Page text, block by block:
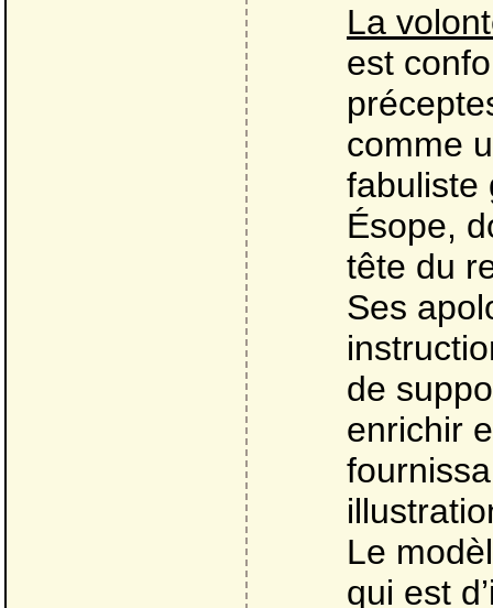
La
est
comme
fabuliste
Ésope,
tête du
Ses
de
enrichir
Le
qui est